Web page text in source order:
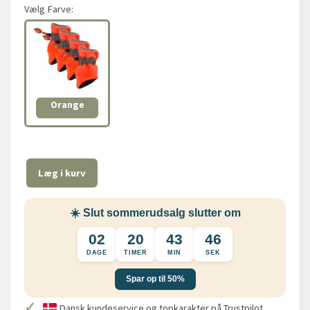
Vælg Farve:
Orange
Læg i kurv
☀️ Slut sommerudsalg slutter om
02
DAGE
20
TIMER
43
MIN
46
SEK
Spar op til 50%